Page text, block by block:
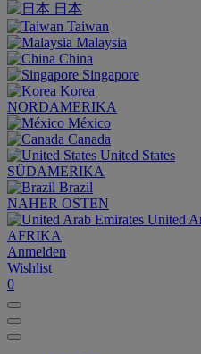
日本
Taiwan
Malaysia
China
Singapore
Korea
NORDAMERIKA
México
Canada
United States
SÜDAMERIKA
Brazil
NAHER OSTEN
United
AFRIKA
Anmelden
Wishlist
0